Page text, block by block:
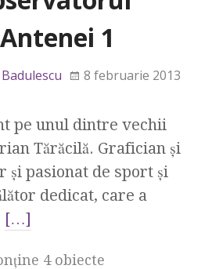
1
8 februarie 2013
pe unul dintre vechii
Tărăcilă. Grafician şi
şi pasionat de sport şi
dedicat, care a
[…]
4 obiecte